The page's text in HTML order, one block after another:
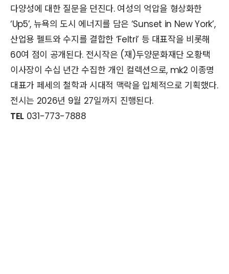
다양성에 대한 질문을 던진다. 여성의 억압을 형상화한
‘Up5’, 뉴욕의 도시 에너지를 담은 ‘Sunset in New York’,
산업용 펠트와 수지를 결합한 ‘Feltri’ 등 대표작을 비롯해
60여 점이 공개된다. 전시작은 (재)두양문화재단 오황택
이사장이 수십 년간 수집한 개인 컬렉션으로, mk2 이종명
대표가 페세의 철학과 시대적 맥락을 입체적으로 기획했다.
전시는 2026년 9월 27일까지 진행된다.
TEL031-773-7888